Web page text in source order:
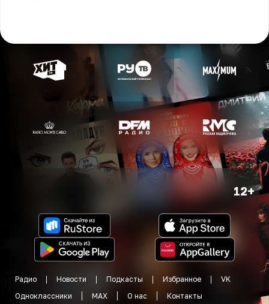
12+
Радио Новости Подкасты Избранное
VK
Одноклассники
MAX О нас Контакты